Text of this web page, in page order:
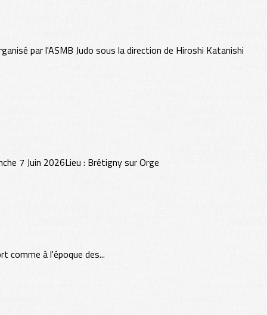
par l'ASMB Judo sous la direction de Hiroshi Katanishi
7 Juin 2026Lieu : Brétigny sur Orge
comme à l'époque des...